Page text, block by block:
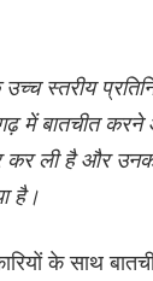
उच्च स्तरीय
में बातचीत करने
कर ली है और
है।
के साथ